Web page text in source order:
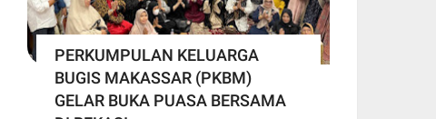
PERKUMPULAN KELUARGA
BUGIS MAKASSAR (PKBM)
GELAR BUKA PUASA BERSAMA